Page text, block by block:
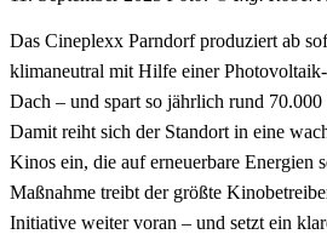
Das Cineplexx Parndorf produziert ab
klimaneutral mit Hilfe einer
Dach – und spart so jährlich rund
Damit reiht sich der Standort in eine
Kinos ein, die auf erneuerbare Energien
Maßnahme treibt der größte
Initiative weiter voran – und setzt ein